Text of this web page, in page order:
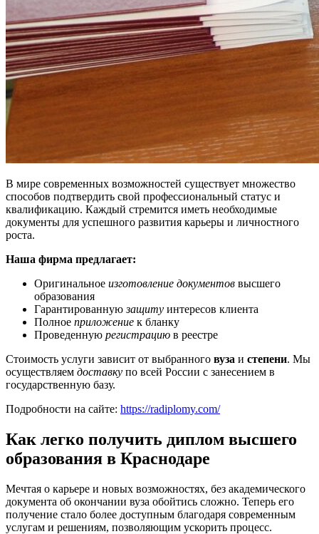
В мире современных возможностей существует множество
способов подтвердить свой профессиональный статус и
квалификацию. Каждый стремится иметь необходимые
документы для успешного развития карьеры и личностного
роста.
Наша фирма предлагает:
Оригинальное изготовление документов высшего
образования
Гарантированнуюзащиту интересов клиента
Полное приложение к бланку
Проведенную регистрацию в реестре
Стоимость услуги зависит от выбранного вуза и степени. Мы
осуществляем доставку по всей России с занесением в
государственную базу.
Подробности на сайте: https://radiplomy.com/
Как легко получить диплом высшего
образования в Краснодаре
Мечтая о карьере и новых возможностях, без академического
документа об окончании вуза обойтись сложно. Теперь его
получение стало более доступным благодаря современным
услугам и решениям, позволяющим ускорить процесс.